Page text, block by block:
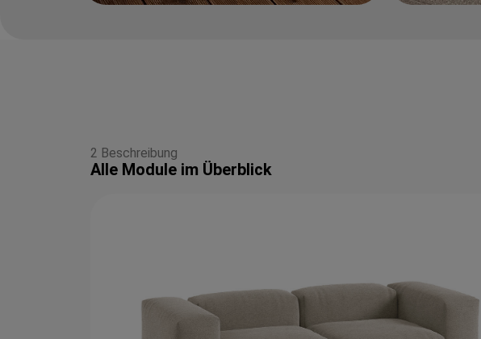
2 Beschreibung
Alle Module im Überblick